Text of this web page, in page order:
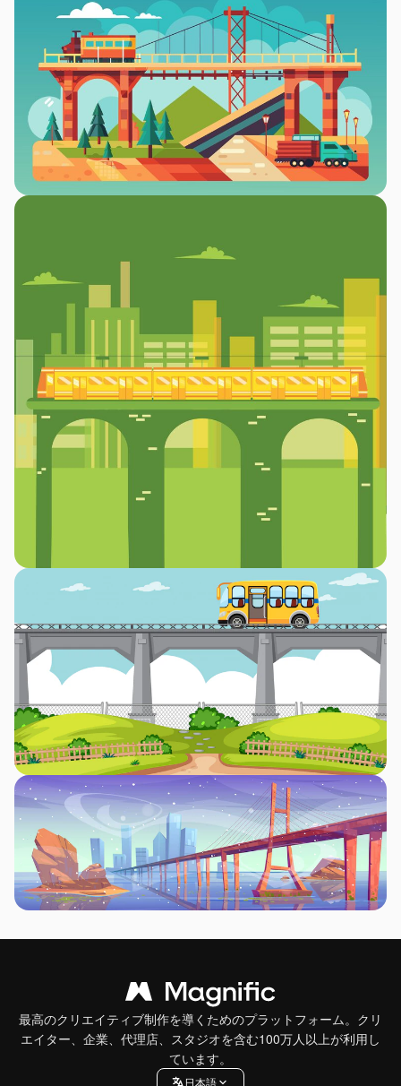
最高のクリエイティブ制作を導くためのプラットフォーム。クリ
エイター、企業、代理店、スタジオを含む100万人以上が利用し
ています。
日本語